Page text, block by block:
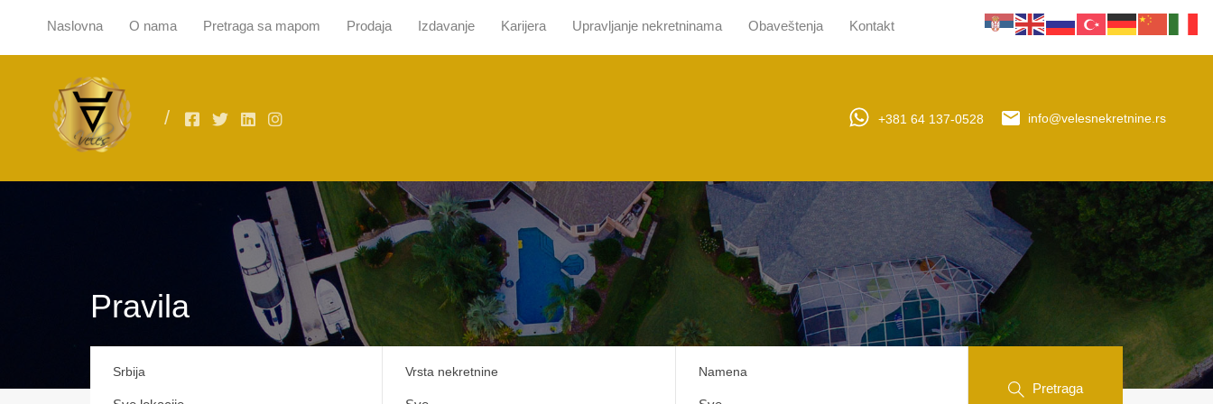
Naslovna O nama Pretraga sa mapom Prodaja Izdavanje Karijera Upravljanje nekretninama Obaveštenja Kontakt
Naslovna O nama Pretraga sa mapom Prodaja Izdavanje Karijera Upravljanje nekretninama Obaveštenja Kontakt
+381 64 137-0528 info@velesnekretnine.rs
Pravila
Srbija Vrsta nekretnine Namena
Pretraga